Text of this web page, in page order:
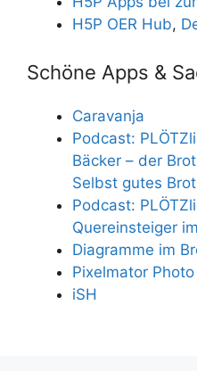
H5P OER Hub,
Schöne Apps &
Caravanja
Podcast:
Bäcker – der
Selbst gutes
Podcast:
Quereinsteiger
Diagramme im
Pixelmator Photo
iSH